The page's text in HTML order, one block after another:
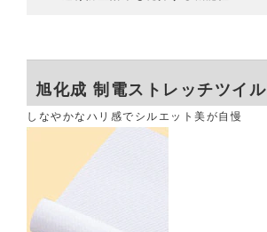
旭化成 制電ストレッチツイル
しなやかなハリ感でシルエット美が自慢